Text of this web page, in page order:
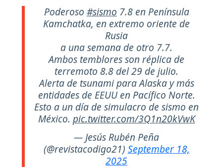
Poderoso #sismo 7.8 en Península
Kamchatka, en extremo oriente de
Rusia
a una semana de otro 7.7.
Ambos temblores son réplica de
terremoto 8.8 del 29 de julio.
Alerta de tsunami para Alaska y más
entidades de EEUU en Pacífico Norte.
Esto a un día de simulacro de sismo en
México. pic.twitter.com/3Q1n20kVwK
— Jesús Rubén Peña
(@revistacodigo21) September 18,
2025